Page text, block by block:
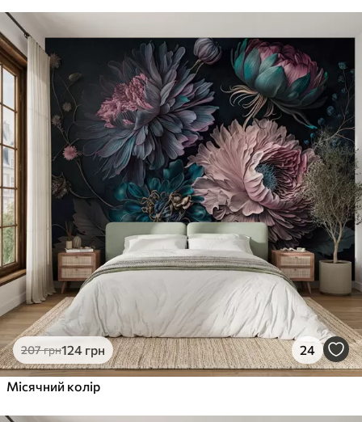
207грн124 грн 24
Місячний колір